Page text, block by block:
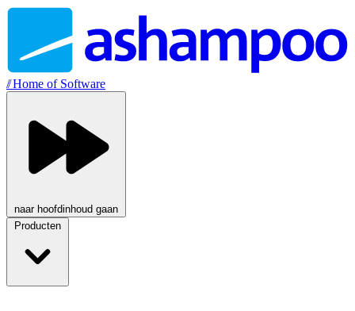
//Home of Software
naar hoofdinhoud gaan
Producten